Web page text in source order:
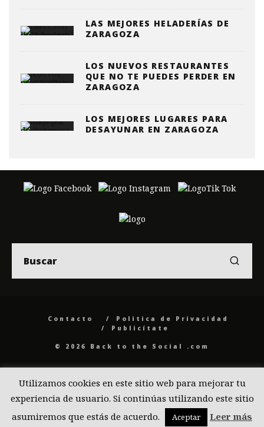
LAS MEJORES HELADERÍAS DE
ZARAGOZA
LOS NUEVOS RESTAURANTES
QUE NO TE PUEDES PERDER EN
ZARAGOZA
LOS MEJORES LUGARES PARA
DESAYUNAR EN ZARAGOZA
Contacto
Politica de Privacidad
Publicítate
© 2026 Back to the Social .com
Utilizamos cookies en este sitio web para mejorar tu
experiencia de usuario. Si continúas utilizando este sitio
asumiremos que estás de acuerdo.
Aceptar Leer más